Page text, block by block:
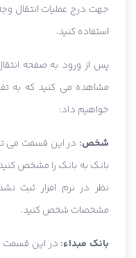
جهت درج عملیات انتقال
استفاده کنید.
پس از ورود به صفحه
مشاهده می کنید که به
خواهیم داد:
شخص: در این قسمت می
بانک به بانک را مشخص
نظر در نرم افزار ثبت
مشخصات شخص کنید.
بانک مبداء: در این قسمت